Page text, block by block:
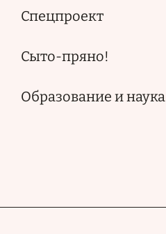
Спецпроект
Сыто-пряно!
Образование и наука